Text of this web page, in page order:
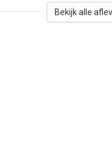
Bekijk alle